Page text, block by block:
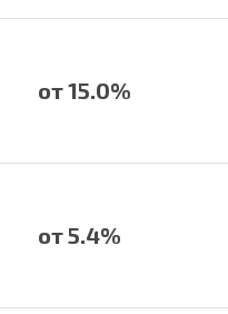
от 15.0%
от 5.4%